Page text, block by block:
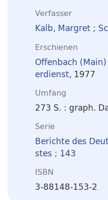
Verfasser
Kalb, Margret ;
Erschienen
Offenbach (Main)
erdienst, 1977
Umfang
273 S. : graph.
Serie
Berichte des
stes ; 143
ISBN
3-88148-153-2